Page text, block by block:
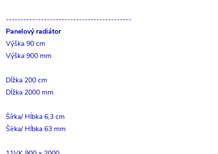
-------------------------------------------
Panelový radiátor
Výška 90 cm
Výška 900 mm
Dĺžka 200 cm
Dĺžka 2000 mm
Šírka/ Hĺbka 6,3 cm
Šírka/ Hĺbka 63 mm